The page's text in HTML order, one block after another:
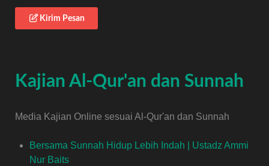
Kirim Pesan
Kajian Al-Qur'an dan Sunnah
Media Kajian Online sesuai Al-Qur'an dan Sunnah
Bersama Sunnah Hidup Lebih Indah | Ustadz Ammi
Nur Baits